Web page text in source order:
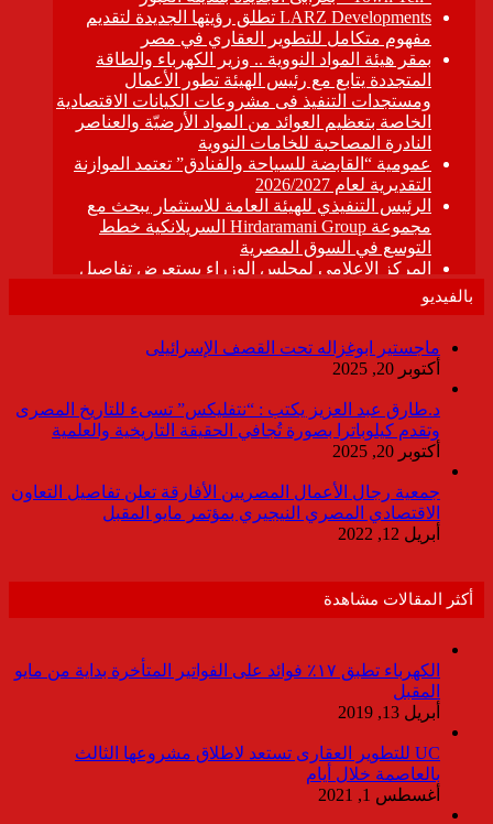
بالفيديو
ماجستير ابوغزاله تحت القصف الإسرائيلى
أكتوبر 20, 2025
د.طارق عبد العزيز يكتب : “نتفليكس” تسىء للتاريخ المصرى
وتقدم كيلوباترا بصورة تُجافي الحقيقة التاريخية والعلمية
أكتوبر 20, 2025
جمعية رجال الأعمال المصريين الأفارقة تعلن تفاصيل التعاون
الاقتصادي المصري النيجيري بمؤتمر مايو المقبل
أبريل 12, 2022
أكثر المقالات مشاهدة
الكهرباء تطبق ١٧٪ فوائد على الفواتير المتأخرة بداية من مايو
المقبل
أبريل 13, 2019
UC للتطوير العقارى تستعد لاطلاق مشروعها الثالث
بالعاصمة خلال أيام
أغسطس 1, 2021